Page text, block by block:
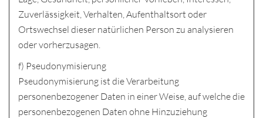
Zuverlässigkeit, Verhalten, Aufenthaltsort oder
Ortswechsel dieser natürlichen Person zu analysieren
oder vorherzusagen.
f) Pseudonymisierung
Pseudonymisierung ist die Verarbeitung
personenbezogener Daten in einer Weise, auf welche die
personenbezogenen Daten ohne Hinzuziehung